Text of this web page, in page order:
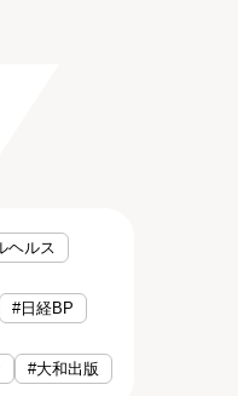
ヘルス
#日経BP
#大和出版